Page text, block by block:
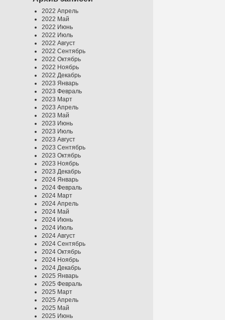
2022 Апрель
2022 Май
2022 Июнь
2022 Июль
2022 Август
2022 Сентябрь
2022 Октябрь
2022 Ноябрь
2022 Декабрь
2023 Январь
2023 Февраль
2023 Март
2023 Апрель
2023 Май
2023 Июнь
2023 Июль
2023 Август
2023 Сентябрь
2023 Октябрь
2023 Ноябрь
2023 Декабрь
2024 Январь
2024 Февраль
2024 Март
2024 Апрель
2024 Май
2024 Июнь
2024 Июль
2024 Август
2024 Сентябрь
2024 Октябрь
2024 Ноябрь
2024 Декабрь
2025 Январь
2025 Февраль
2025 Март
2025 Апрель
2025 Май
2025 Июнь